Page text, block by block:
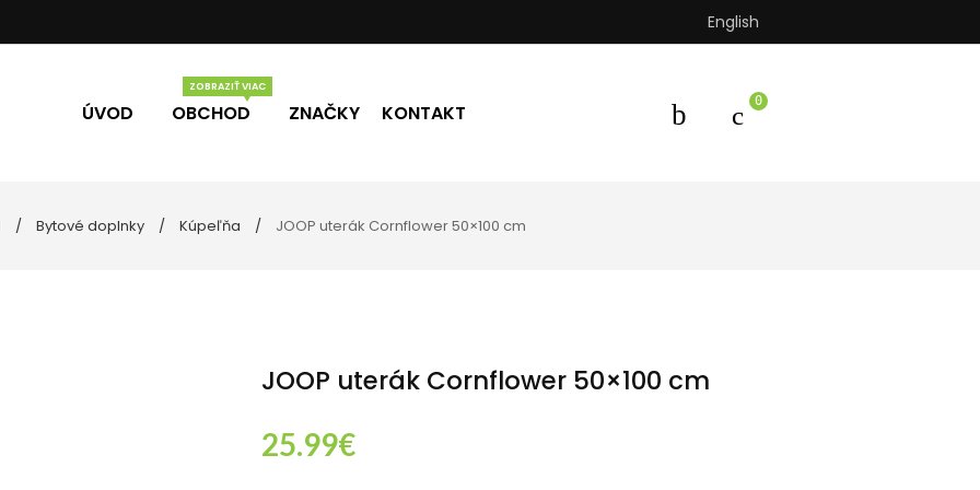
English
ÚVOD OBCHOD
Vône Darčekové poukážky
ZNAČKY KONTAKT
0
Bytové doplnky Kúpeľňa JOOP uterák Cornflower 50×100 cm
JOOP uterák Cornflower 50×100 cm
25.99€